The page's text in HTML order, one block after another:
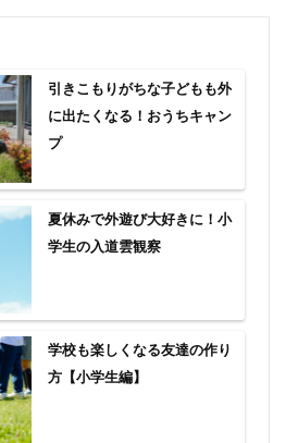
引きこもりがちな子どもも外
に出たくなる！おうちキャン
プ
夏休みで外遊び大好きに！小
学生の入道雲観察
学校も楽しくなる友達の作り
方【小学生編】